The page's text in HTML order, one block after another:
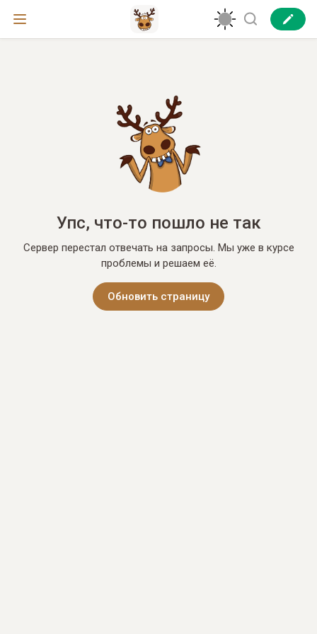
Упс, что-то пошло не так
Сервер перестал отвечать на запросы. Мы уже в курсе
проблемы и решаем её.
Обновить страницу